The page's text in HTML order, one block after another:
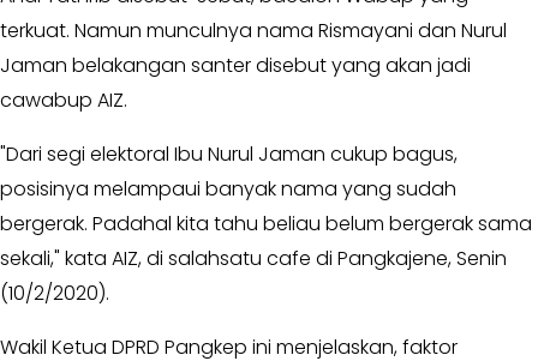
SATKAR
-
HWK
Kabar
Sayap
Golkar
-
AMPG
-
terkuat. Namun munculnya nama Rismayani dan Nurul
Jaman belakangan santer disebut yang akan jadi
cawabup AIZ.
"Dari segi elektoral Ibu Nurul Jaman cukup bagus,
posisinya melampaui banyak nama yang sudah
bergerak. Padahal kita tahu beliau belum bergerak sama
sekali," kata AIZ, di salahsatu cafe di Pangkajene, Senin
(10/2/2020).
Wakil Ketua DPRD Pangkep ini menjelaskan, faktor